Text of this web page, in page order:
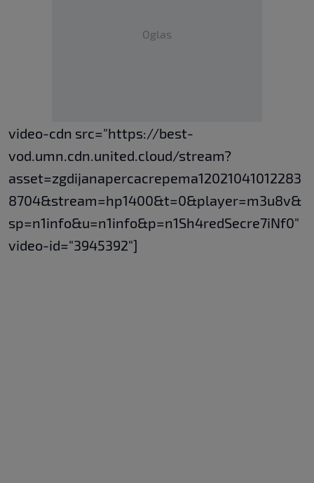
Oglas
video-cdn src="https://best-
vod.umn.cdn.united.cloud/stream?
asset=zgdijanapercacrepema12021041012283
8704&stream=hp1400&t=0&player=m3u8v&
sp=n1info&u=n1info&p=n1Sh4redSecre7iNf0"
video-id="3945392"]